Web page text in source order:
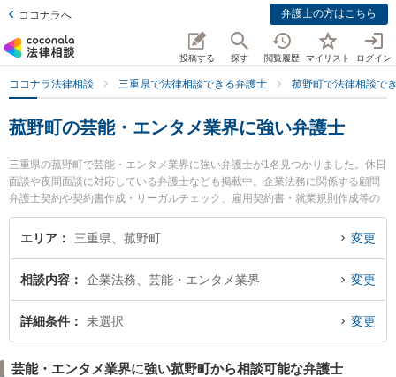
ココナラへ 弁護士の方はこちら
投稿する 探す 閲覧履歴 マイリスト ログイン
ココナラ法律相談 三重県で法律相談できる弁護士 菰野町で法律相談で
菰野町の芸能・エンタメ業界に強い弁護士
三重県の菰野町で芸能・エンタメ業界に強い弁護士が1名見つかりました。休日
面談や夜間面談に対応している弁護士なども掲載中。企業法務に関係する顧問
弁護士契約や契約書作成・リーガルチェック、雇用契約書・就業規則作成等の
細かな分野での絞り込み検索もでき便利です。特に菰野法律事務所の近藤 信弘
弁護士のプロフィール情報や弁護士費用、強みなどが注目されています。『菰
士を検索したい』『初回相談無料で芸能・エンタメ業界を法律相談できる菰野
町内の弁護士に相談予約したい』などでお困りの相談者さんにおすすめです。
エリア 三重県、菰野町 変更
相談内容 企業法務、芸能・エンタメ業界 変更
詳細条件 未選択 変更
芸能・エンタメ業界に強い菰野町から相談可能な弁護士